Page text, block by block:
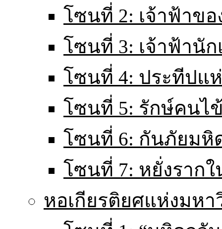
โซนที่ 2: เจ้าฟ้าข
โซนที่ 3: เจ้าฟ้านัก
โซนที่ 4: ประทีปแ
โซนที่ 5: รักษ์คนไ
โซนที่ 6: กันภัยมหิ
โซนที่ 7: หยั่งราก
หอเกียรติยศแห่งมห